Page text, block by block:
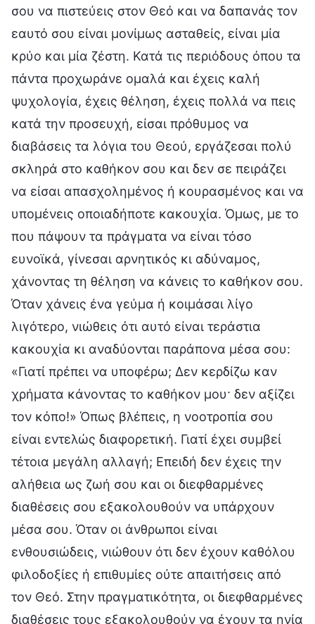
σου να πιστεύεις στον Θεό και να δαπανάς τον
εαυτό σου είναι μονίμως ασταθείς, είναι μία
κρύο και μία ζέστη. Κατά τις περιόδους όπου τα
πάντα προχωράνε ομαλά και έχεις καλή
ψυχολογία, έχεις θέληση, έχεις πολλά να πεις
κατά την προσευχή, είσαι πρόθυμος να
διαβάσεις τα λόγια του Θεού, εργάζεσαι πολύ
σκληρά στο καθήκον σου και δεν σε πειράζει
να είσαι απασχολημένος ή κουρασμένος και να
υπομένεις οποιαδήποτε κακουχία. Όμως, με το
που πάψουν τα πράγματα να είναι τόσο
ευνοϊκά, γίνεσαι αρνητικός κι αδύναμος,
χάνοντας τη θέληση να κάνεις το καθήκον σου.
Όταν χάνεις ένα γεύμα ή κοιμάσαι λίγο
λιγότερο, νιώθεις ότι αυτό είναι τεράστια
κακουχία κι αναδύονται παράπονα μέσα σου:
«Γιατί πρέπει να υποφέρω; Δεν κερδίζω καν
χρήματα κάνοντας το καθήκον μου· δεν αξίζει
τον κόπο!» Όπως βλέπεις, η νοοτροπία σου
είναι εντελώς διαφορετική. Γιατί έχει συμβεί
τέτοια μεγάλη αλλαγή; Επειδή δεν έχεις την
αλήθεια ως ζωή σου και οι διεφθαρμένες
διαθέσεις σου εξακολουθούν να υπάρχουν
μέσα σου. Όταν οι άνθρωποι είναι
ενθουσιώδεις, νιώθουν ότι δεν έχουν καθόλου
φιλοδοξίες ή επιθυμίες ούτε απαιτήσεις από
τον Θεό. Στην πραγματικότητα, οι διεφθαρμένες
διαθέσεις τους εξακολουθούν να έχουν τα ηνία